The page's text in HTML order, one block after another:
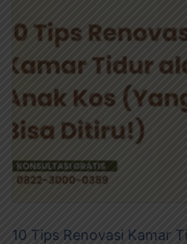
10 Tips Renovasi Kamar